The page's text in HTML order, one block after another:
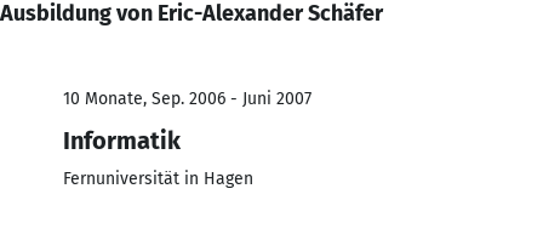
Ausbildung von Eric-Alexander Schäfer
10 Monate, Sep. 2006 - Juni 2007
Informatik
Fernuniversität in Hagen